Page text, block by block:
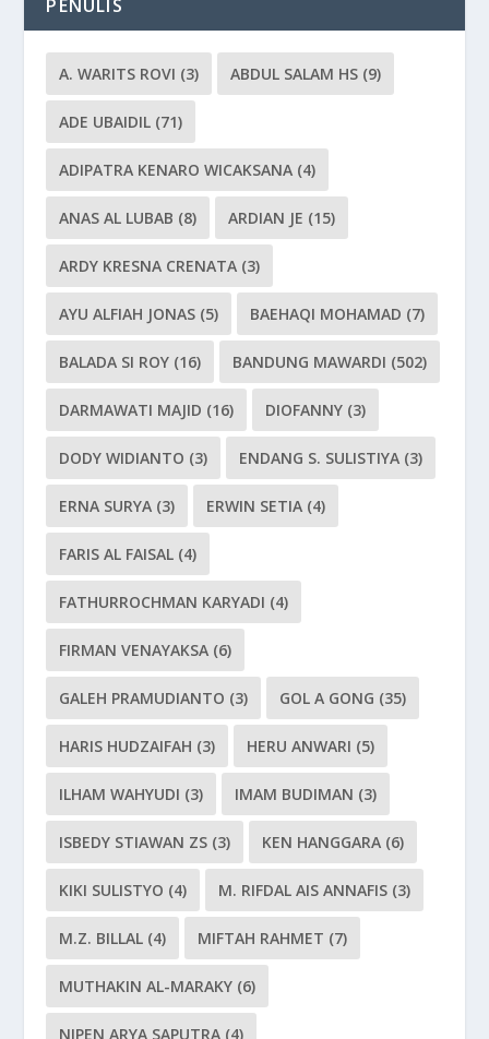
PENULIS
A. WARITS ROVI (3) ABDUL SALAM HS (9)
ADE UBAIDIL (71)
ADIPATRA KENARO WICAKSANA (4)
ANAS AL LUBAB (8) ARDIAN JE (15)
ARDY KRESNA CRENATA (3)
AYU ALFIAH JONAS (5) BAEHAQI MOHAMAD (7)
BALADA SI ROY (16) BANDUNG MAWARDI (502)
DARMAWATI MAJID (16) DIOFANNY (3)
DODY WIDIANTO (3) ENDANG S. SULISTIYA (3)
ERNA SURYA (3) ERWIN SETIA (4)
FARIS AL FAISAL (4)
FATHURROCHMAN KARYADI (4)
FIRMAN VENAYAKSA (6)
GALEH PRAMUDIANTO (3) GOL A GONG (35)
HARIS HUDZAIFAH (3) HERU ANWARI (5)
ILHAM WAHYUDI (3) IMAM BUDIMAN (3)
ISBEDY STIAWAN ZS (3) KEN HANGGARA (6)
KIKI SULISTYO (4) M. RIFDAL AIS ANNAFIS (3)
M.Z. BILLAL (4) MIFTAH RAHMET (7)
MUTHAKIN AL-MARAKY (6)
NIPEN ARYA SAPUTRA (4)